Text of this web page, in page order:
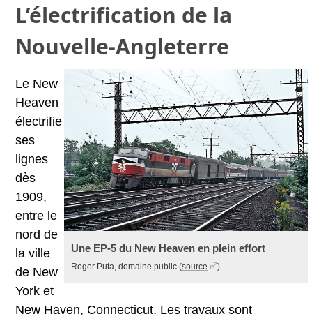
L’électrification de la
Nouvelle-Angleterre
Une EP-5 du New Heaven en plein effort
Roger Puta, domaine public (source )
Le New
Heaven
électrifie
ses
lignes
dès
1909,
entre le
nord de
la ville
de New
York et
New Haven, Connecticut. Les travaux sont